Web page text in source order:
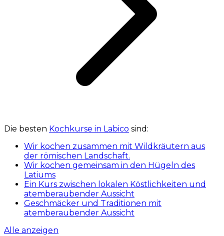
Die besten Kochkurse in Labico sind:
Wir kochen zusammen mit Wildkräutern aus
der römischen Landschaft.
Wir kochen gemeinsam in den Hügeln des
Latiums
Ein Kurs zwischen lokalen Köstlichkeiten und
atemberaubender Aussicht
Geschmäcker und Traditionen mit
atemberaubender Aussicht
Alle anzeigen